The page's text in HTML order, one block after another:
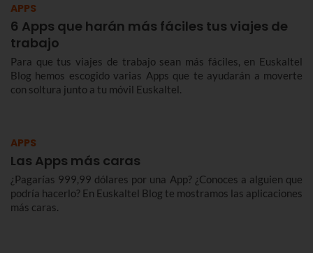
APPS
6 Apps que harán más fáciles tus viajes de
trabajo
Para que tus viajes de trabajo sean más fáciles, en Euskaltel
Blog hemos escogido varias Apps que te ayudarán a moverte
con soltura junto a tu móvil Euskaltel.
APPS
Las Apps más caras
¿Pagarías 999,99 dólares por una App? ¿Conoces a alguien que
podría hacerlo? En Euskaltel Blog te mostramos las aplicaciones
más caras.